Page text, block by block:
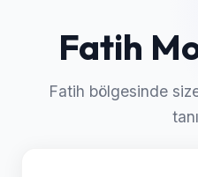
Fatih
Fatih bölgesinde